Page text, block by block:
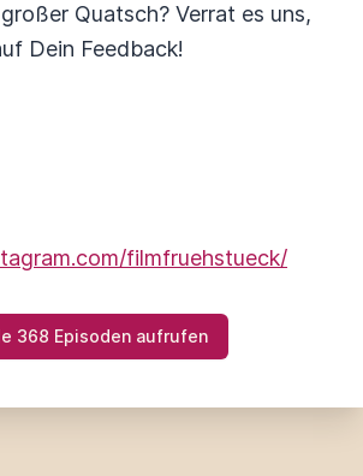
Quatsch? Verrat es uns,
Dein Feedback!
filmfruehstueck/
368 Episoden aufrufen